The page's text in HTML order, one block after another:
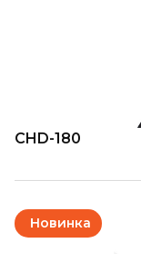
CHD-180
Новинка